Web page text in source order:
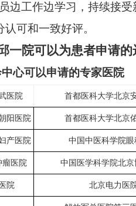
边工作边学习，持续接
可和一致好评。
一院可以为患者申请
心可以申请的专家医院
医院 首都医科大学北京
阳医院 首都医科大学北京
产医院 中国中医科学院眼
瘤医院 中国医学科学院北
院 北京电力医